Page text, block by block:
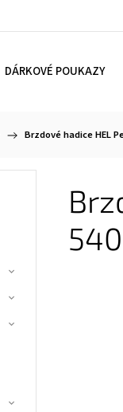
DÁRKOVÉ POUKAZY
/ Brzdové hadice HEL